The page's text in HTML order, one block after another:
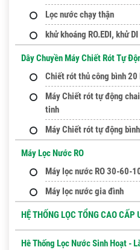
Lọc nước chạy thận
khử khoáng RO.EDI, khử DI
Dây Chuyền Máy Chiết Rót Tự
Chiết rót thủ công bình
Máy Chiết rót tự động
tinh
Máy Chiết rót tự động
Máy Lọc Nước RO
Máy lọc nước RO 30-60-
Máy lọc nước gia đình
HỆ THỐNG LỌC TỔNG CAO CẤP
Hê Thống Lọc Nước Sinh Hoạt -